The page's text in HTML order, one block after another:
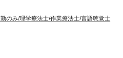
のみ/理学療法士/作業療法士/言語聴覚士